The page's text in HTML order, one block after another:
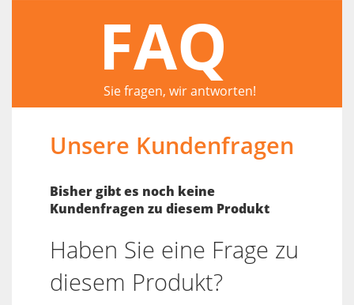
FAQ
Sie fragen, wir antworten!
Unsere Kundenfragen
Bisher gibt es noch keine
Kundenfragen zu diesem Produkt
Haben Sie eine Frage zu
diesem Produkt?